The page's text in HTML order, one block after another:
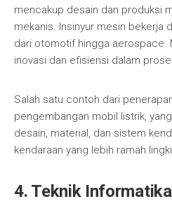
mencakup desain dan produksi
mekanis. Insinyur mesin bekerja
dari otomotif hingga aerospace.
inovasi dan efisiensi dalam
Salah satu contoh dari
pengembangan mobil listrik,
desain, material, dan sistem
kendaraan yang lebih ramah
4. Teknik Informatika